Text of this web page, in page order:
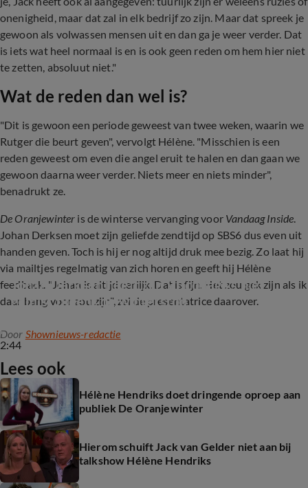
onenigheid, maar dat zal in elk bedrijf zo zijn. Maar dat spreek je
gewoon als volwassen mensen uit en dan ga je weer verder. Dat
is iets wat heel normaal is en is ook geen reden om hem hier niet
te zetten, absoluut niet."
Wat de reden dan wel is?
"Dit is gewoon een periode geweest van twee weken, waarin we
Rutger die beurt geven", vervolgt Hélène. "Misschien is een
reden geweest om even die angel eruit te halen en dan gaan we
gewoon daarna weer verder. Niets meer en niets minder",
benadrukt ze.
De Oranjewinter is de winterse vervanging voor Vandaag Inside.
Johan Derksen moet zijn geliefde zendtijd op SBS6 dus even uit
handen geven. Toch is hij er nog altijd druk mee bezig. Zo laat hij
via mailtjes regelmatig van zich horen en geeft hij Hélène
feedback. "Johan is altijd eerlijk. Dat is fijn. Het zou gek zijn als ik
daar bang voor zou zijn", zei de presentatrice daarover.
2:44
Johan Derksen heeft zijn VI-collega's niet
gemist tijdens de winterstop
Door Shownieuws-redactie
Lees ook
Hélène Hendriks doet dringende oproep aan
publiek De Oranjewinter
Hierom schuift Jack van Gelder niet aan bij
talkshow Hélène Hendriks